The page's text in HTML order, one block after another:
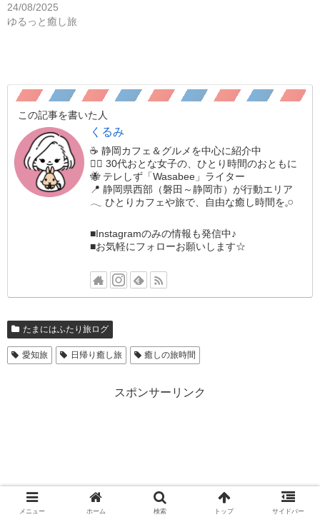
24/08/2025
ゆるっと癒し旅
この記事を書いた人
くるみ
☕️ 静岡カフェ＆グルメを中心に紹介中
🚶‍♀️ 30代おとな女子の、ひとり時間のおともに
🐝 テレしず「Wasabee」ライター
📍 静岡県西部（磐田～静岡市）が行動エリア
𓂃 ひとりカフェや旅で、自由な癒し時間を𓈒𓏸
■Instagramのみの情報も発信中♪
■お気軽にフォローお願いします☆
たまにはふたり旅ログ
愛知旅 日帰り癒し旅 癒しの旅時間
スポンサーリンク
メニュー ホーム 検索 トップ サイドバー